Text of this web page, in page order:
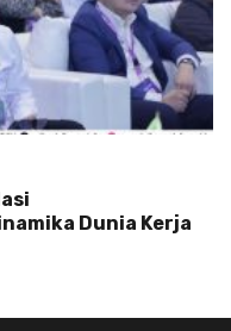
Dunia Kerja